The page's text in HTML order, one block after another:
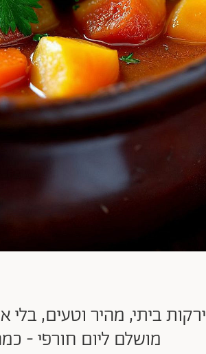
ביתי, מהיר וטעים, בלי
מושלם ליום חורפי -